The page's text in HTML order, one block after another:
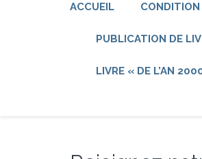
ACCUEIL CONDITION
PUBLICATION DE
LIVRE « DE L’AN